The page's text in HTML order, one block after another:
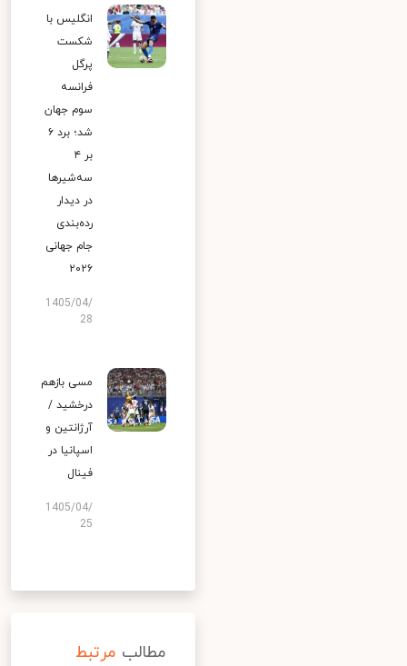
انگلیس با
شکست
پرگل
فرانسه
سوم جهان
شد؛ برد ۶
بر ۴
سه‌شیرها
در دیدار
رده‌بندی
جام جهانی
۲۰۲۶
1405/04/
28
مسی بازهم
درخشید /
آرژانتین و
اسپانیا در
فینال
1405/04/
25
مطالب مرتبط